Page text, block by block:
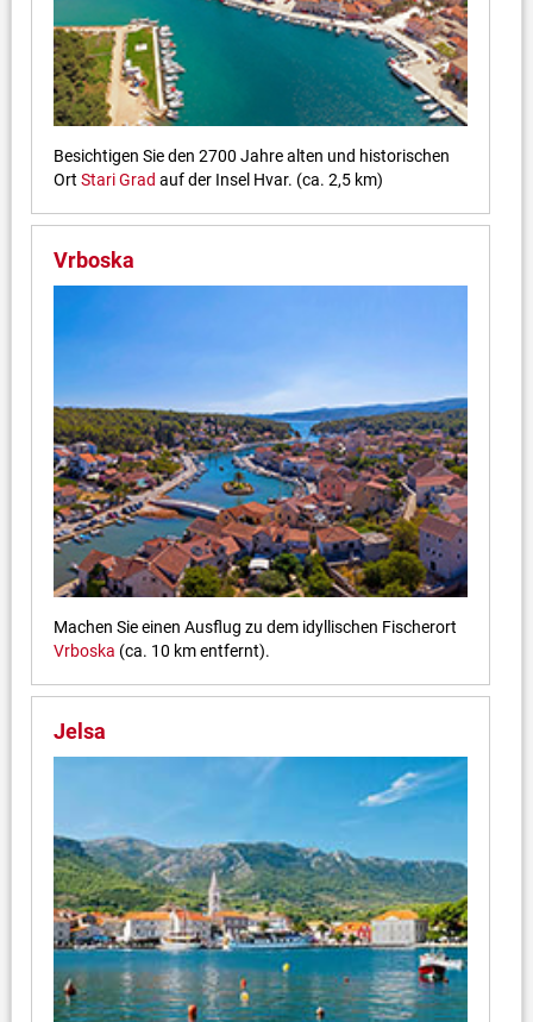
Besichtigen Sie den 2700 Jahre alten und historischen
Ort Stari Grad auf der Insel Hvar. (ca. 2,5 km)
Vrboska
Machen Sie einen Ausflug zu dem idyllischen Fischerort
Vrboska (ca. 10 km entfernt).
Jelsa